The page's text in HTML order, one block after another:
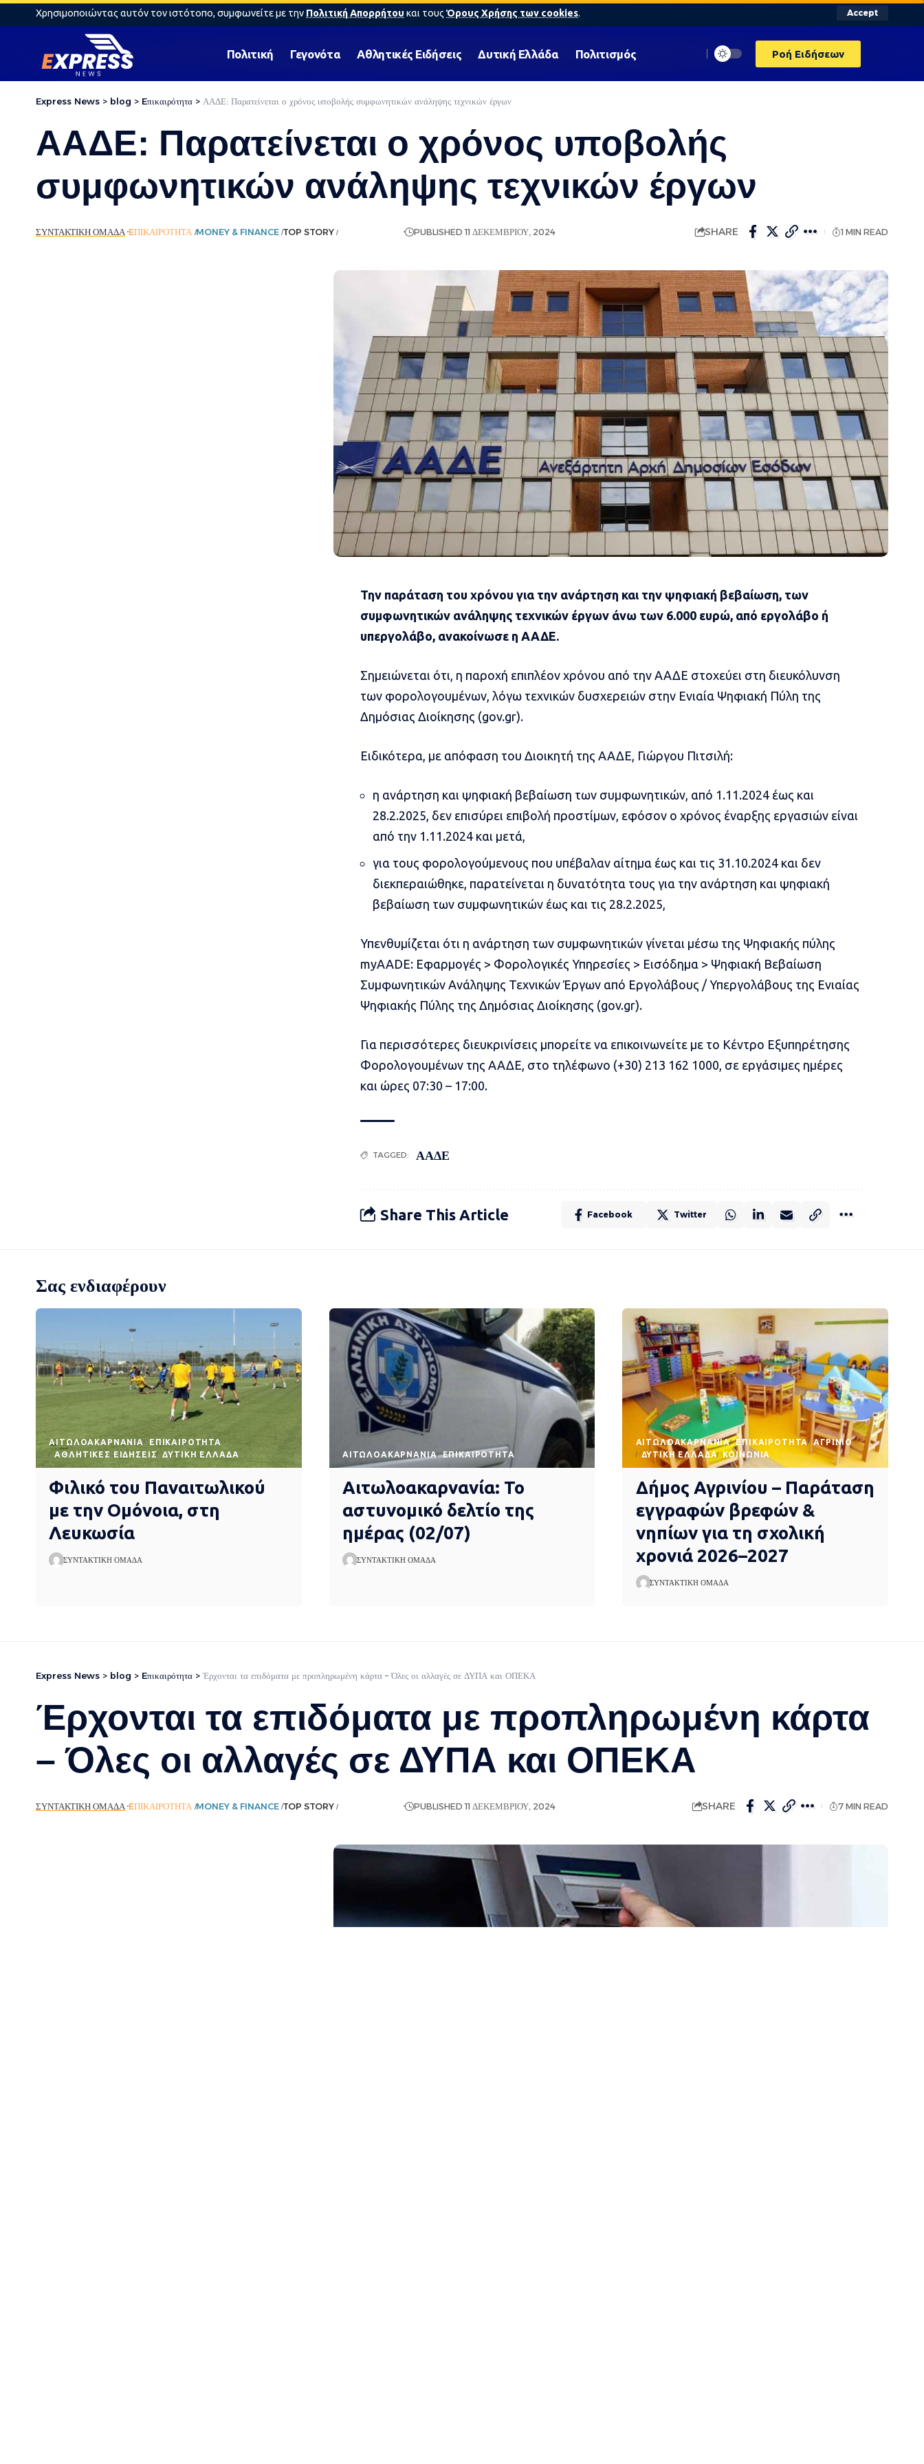
Χρησιμοποιώντας αυτόν τον ιστότοπο, συμφωνείτε με την Πολιτική Απορρήτου και τους Όρους Χρήσης των cookies. Accept
Πολιτική Γεγονότα Αθλητικές Ειδήσεις Δυτική Ελλάδα Πολιτισμός Ροή Ειδήσεων
Express News > blog > Eπικαιρότητα > ΑΑΔΕ: Παρατείνεται ο χρόνος υποβολής συμφωνητικών ανάληψης τεχνικών έργων
ΑΑΔΕ: Παρατείνεται ο χρόνος υποβολής
συμφωνητικών ανάληψης τεχνικών έργων
ΣΥΝΤΑΚΤΙΚΉ ΟΜΆΔΑ EΠΙΚΑΙΡΌΤΗΤΑ MONEY & FINANCE TOP STORY ΡΟΉ ΕΙΔΉΣΕΩΝ PUBLISHED 11 ΔΕΚΕΜΒΡΊΟΥ, 2024 SHARE 1 MIN READ
Την παράταση του χρόνου για την ανάρτηση και την ψηφιακή βεβαίωση, των
συμφωνητικών ανάληψης τεχνικών έργων άνω των 6.000 ευρώ, από εργολάβο ή
υπεργολάβο, ανακοίνωσε η ΑΑΔΕ.
Σημειώνεται ότι, η παροχή επιπλέον χρόνου από την ΑΑΔΕ στοχεύει στη διευκόλυνση
των φορολογουμένων, λόγω τεχνικών δυσχερειών στην Ενιαία Ψηφιακή Πύλη της
Δημόσιας Διοίκησης (gov.gr).
Ειδικότερα, με απόφαση του Διοικητή της ΑΑΔΕ, Γιώργου Πιτσιλή:
η ανάρτηση και ψηφιακή βεβαίωση των συμφωνητικών, από 1.11.2024 έως και
28.2.2025, δεν επισύρει επιβολή προστίμων, εφόσον ο χρόνος έναρξης εργασιών είναι
από την 1.11.2024 και μετά,
για τους φορολογούμενους που υπέβαλαν αίτημα έως και τις 31.10.2024 και δεν
διεκπεραιώθηκε, παρατείνεται η δυνατότητα τους για την ανάρτηση και ψηφιακή
βεβαίωση των συμφωνητικών έως και τις 28.2.2025,
Υπενθυμίζεται ότι η ανάρτηση των συμφωνητικών γίνεται μέσω της Ψηφιακής πύλης
myAADE: Εφαρμογές > Φορολογικές Υπηρεσίες > Εισόδημα > Ψηφιακή Βεβαίωση
Συμφωνητικών Ανάληψης Τεχνικών Έργων από Εργολάβους / Υπεργολάβους της Ενιαίας
Ψηφιακής Πύλης της Δημόσιας Διοίκησης (gov.gr).
Για περισσότερες διευκρινίσεις μπορείτε να επικοινωνείτε με το Κέντρο Εξυπηρέτησης
Φορολογουμένων της ΑΑΔΕ, στο τηλέφωνο (+30) 213 162 1000, σε εργάσιμες ημέρες
και ώρες 07:30 – 17:00.
TAGGED: ΑΑΔΕ
Share This Article Facebook Twitter
Σας ενδιαφέρουν
AΙΤΩΛΟΑΚΑΡΝΑΝΊΑ
EΠΙΚΑΙΡΌΤΗΤΑ
ΑΘΛΗΤΙΚΈΣ ΕΙΔΉΣΕΙΣ
ΔΥΤΙΚΉ ΕΛΛΆΔΑ
Φιλικό του Παναιτωλικού
με την Ομόνοια, στη
Λευκωσία
ΣΥΝΤΑΚΤΙΚΉ ΟΜΆΔΑ
AΙΤΩΛΟΑΚΑΡΝΑΝΊΑ EΠΙΚΑΙΡΌΤΗΤΑ
Αιτωλοακαρνανία: Το
αστυνομικό δελτίο της
ημέρας (02/07)
ΣΥΝΤΑΚΤΙΚΉ ΟΜΆΔΑ
AΙΤΩΛΟΑΚΑΡΝΑΝΊΑ EΠΙΚΑΙΡΌΤΗΤΑ
ΑΓΡΊΝΙΟ
ΔΥΤΙΚΉ ΕΛΛΆΔΑ
ΚΟΙΝΩΝΊΑ
Δήμος Αγρινίου – Παράταση
εγγραφών βρεφών &
νηπίων για τη σχολική
χρονιά 2026–2027
ΣΥΝΤΑΚΤΙΚΉ ΟΜΆΔΑ
Express News > blog > Eπικαιρότητα >Έρχονται τα επιδόματα με προπληρωμένη κάρτα – Όλες οι αλλαγές σε ΔΥΠΑ και ΟΠΕΚΑ
Έρχονται τα επιδόματα με προπληρωμένη κάρτα
– Όλες οι αλλαγές σε ΔΥΠΑ και ΟΠΕΚΑ
ΣΥΝΤΑΚΤΙΚΉ ΟΜΆΔΑ EΠΙΚΑΙΡΌΤΗΤΑ MONEY & FINANCE TOP STORY ΡΟΉ ΕΙΔΉΣΕΩΝ PUBLISHED 11 ΔΕΚΕΜΒΡΊΟΥ, 2024 SHARE 7 MIN READ